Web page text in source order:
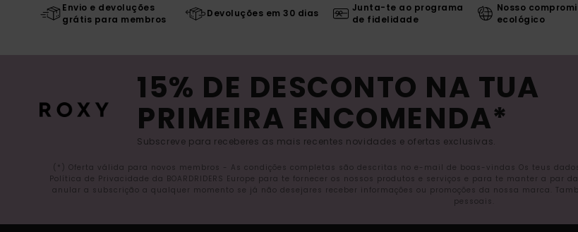
Envio e devoluções
grátis para membros
Devoluções em 30 dias
Junta-te ao programa
de fidelidade
Nosso
ecológico
15% DE DESCONTO NA TUA
PRIMEIRA ENCOMENDA*
Subscreve para receberes as mais recentes novidades e ofertas exclusivas.
(*) Oferta válida para novos membros - As condições completas são descritas no e-mail de boas-vindas Os teus dados
Política de Privacidade da BOARDRIDERS Europe para te fornecer os nossos produtos e serviços e para te manter a par
anular a subscrição a qualquer momento se já não desejares receber informações ou promoções da nossa marca.
pessoais.